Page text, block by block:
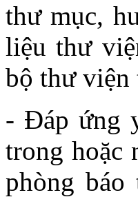
thư mục,
liệu thư
bộ thư viện
- Đáp ứng
trong hoặc
phòng